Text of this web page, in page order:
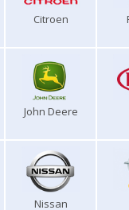
Citroen
John Deere
Nissan